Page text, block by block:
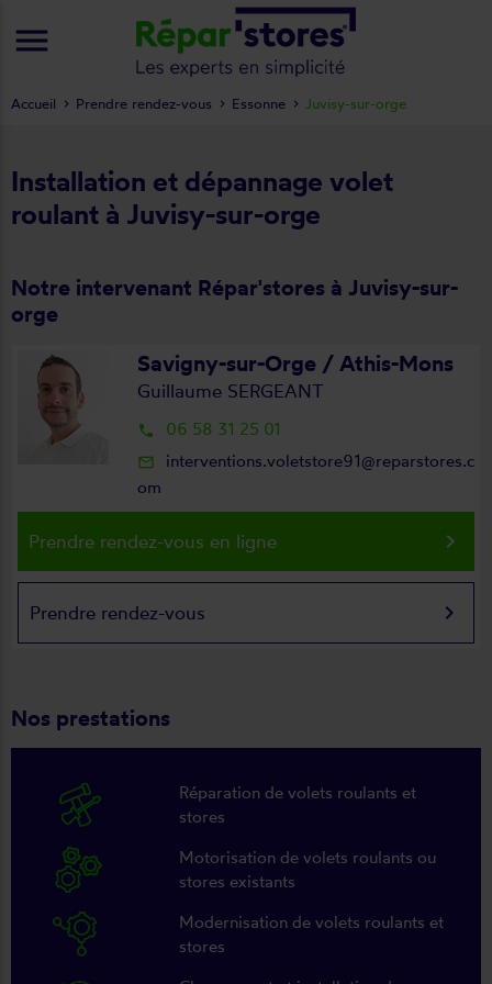
Installation et dépannage volet
roulant à Juvisy-sur-orge
Notre intervenant Répar'stores à Juvisy-sur-
orge
Savigny-sur-Orge / Athis-Mons
Guillaume SERGEANT
local_phone 06 58 31 25 01
mail_outline
interventions.voletstore91@reparstores.c
om
Prendre rendez-vous en ligne keyboard_arrow_right
Prendre rendez-vous keyboard_arrow_right
Nos prestations
Réparation de volets roulants et
stores
Motorisation de volets roulants ou
stores existants
Modernisation de volets roulants et
stores
Accueil Prendre rendez-vous Essonne Juvisy-sur-orge
menu